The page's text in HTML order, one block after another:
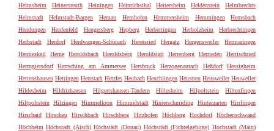
Heimsheim
Heinersreuth Heiningen Heinrichsthal Heitersheim Heldenstein
Helmbrechts
Helmstadt
Helmstadt-Bargen Hemau Hemhofen Hemmersheim Hemmingen
Hemsbach
Hendungen
Henfenfeld Hengersberg Hepberg Herbertingen Herbolzheim
Herbrechtingen
Herbstadt
Herdorf Herdwangen-Schönach Heretsried Hergatz Hergensweiler
Hermaringen
Hermeskeil
Herne Heroldsbach Heroldsberg Heroldstatt Herrenberg Herrieden
Herrischried
Herrngiersdorf
Herrsching am Ammersee Hersbruck Herzogenaurach Heßdorf
Hessigheim
Hettenshausen Hettingen Hettstadt Hetzles Heubach Heuchlingen Heustreu Heusweiler Heuweiler
Hildesheim
Hildrizhausen Hilgertshausen-Tandern Hillesheim Hilpoltstein
Hiltenfingen
Hiltpoltstein
Hilzingen Himmelkron Himmelstadt Hinterschmiding Hinterzarten
Hirrlingen
Hirschaid
Hirschau Hirschbach Hirschberg Hitzhofen Höchberg Hochdorf
Höchenschwand
Höchheim Höchstadt (Aisch) Höchstädt (Donau) Höchstädt (Fichtelgebirge) Hochstadt (Main)